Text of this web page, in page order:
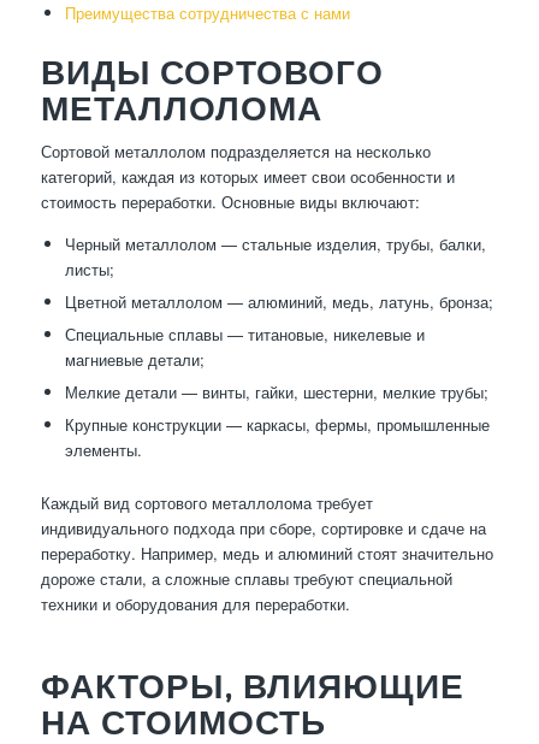
Преимущества сотрудничества с нами
ВИДЫ СОРТОВОГО
МЕТАЛЛОЛОМА
Сортовой металлолом подразделяется на несколько
категорий, каждая из которых имеет свои особенности и
стоимость переработки. Основные виды включают:
Черный металлолом — стальные изделия, трубы, балки,
листы;
Цветной металлолом — алюминий, медь, латунь, бронза;
Специальные сплавы — титановые, никелевые и
магниевые детали;
Мелкие детали — винты, гайки, шестерни, мелкие трубы;
Крупные конструкции — каркасы, фермы, промышленные
элементы.
Каждый вид сортового металлолома требует
индивидуального подхода при сборе, сортировке и сдаче на
переработку. Например, медь и алюминий стоят значительно
дороже стали, а сложные сплавы требуют специальной
техники и оборудования для переработки.
ФАКТОРЫ, ВЛИЯЮЩИЕ
НА СТОИМОСТЬ